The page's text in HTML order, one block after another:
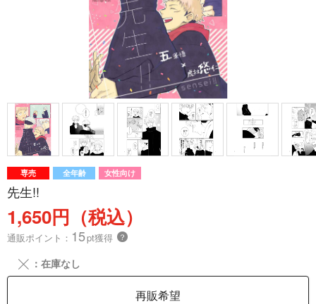
専売 全年齢 女性向け
先生!!
1,650円（税込）
通販ポイント： 15pt獲得 ？
╳ ：在庫なし
再販希望